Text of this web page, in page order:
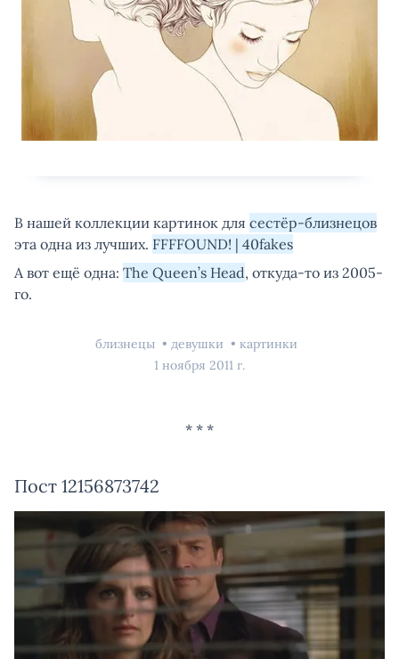
В нашей коллекции картинок для сестёр-близнецов
эта одна из лучших. FFFFOUND! | 40fakes
А вот ещё одна: The Queen’s Head, откуда-то из 2005-
го.
близнецы девушки
картинки
1 ноября 2011 г.
Пост 12156873742